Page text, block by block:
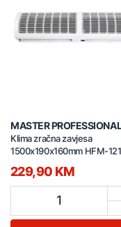
MASTER
Klima zračna zavjesa
1500x190x160mm HFM-
229,90 KM
1